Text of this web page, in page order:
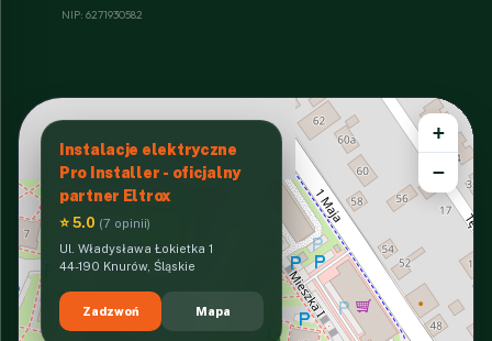
NIP: 6271930582
Instalacje elektryczne
Pro Installer - oficjalny
partner Eltrox
⭐ 5.0 (7 opinii)
Ul. Władysława Łokietka 1
44-190 Knurów, Śląskie
Zadzwoń Mapa
+
−